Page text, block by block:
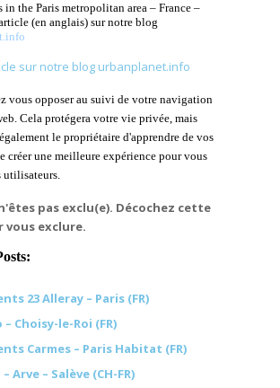
in the Paris metropolitan area – France –
(en anglais) sur notre blog
sur notre blog urbanplanet.info
vous opposer au suivi de votre navigation
Cela protégera votre vie privée, mais
le propriétaire d'apprendre de vos
créer une meilleure expérience pour vous
utilisateurs.
pas exclu(e). Décochez cette
vous exclure.
23 Alleray – Paris (FR)
– Choisy-le-Roi (FR)
Carmes – Paris Habitat (FR)
Arve – Salève (CH-FR)